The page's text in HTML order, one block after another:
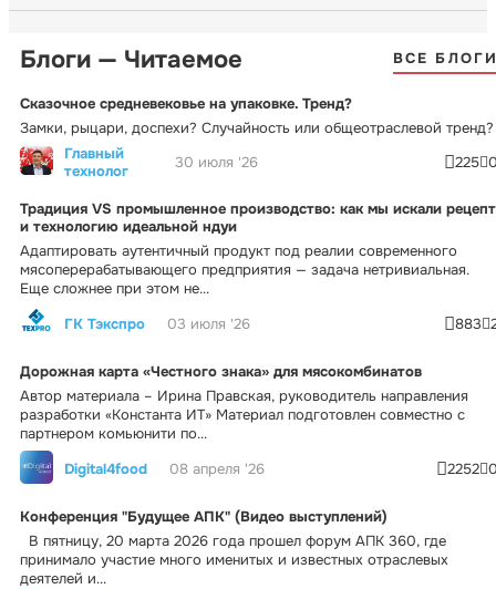
Блоги — Читаемое ВСЕ
Сказочное средневековье на упаковке. Тренд?
Замки, рыцари, доспехи? Случайность или общеотраслевой тренд?
Главный
технолог
30 июля '26 225
Традиция VS промышленное производство: как мы искали рецепт
и технологию идеальной ндуи
Адаптировать аутентичный продукт под реалии современного
мясоперерабатывающего предприятия — задача нетривиальная.
Еще сложнее при этом не...
ГК Тэкспро
03 июля '26 883
Дорожная карта «Честного знака» для мясокомбинатов
Автор материала – Ирина Правская, руководитель направления
разработки «Константа ИТ» Материал подготовлен совместно с
партнером комьюнити по...
Digital4food
08 апреля '26 2252
Конференция "Будущее АПК" (Видео выступлений)
В пятницу, 20 марта 2026 года прошел форум АПК 360, где
принимало участие много именитых и известных отраслевых
деятелей и...